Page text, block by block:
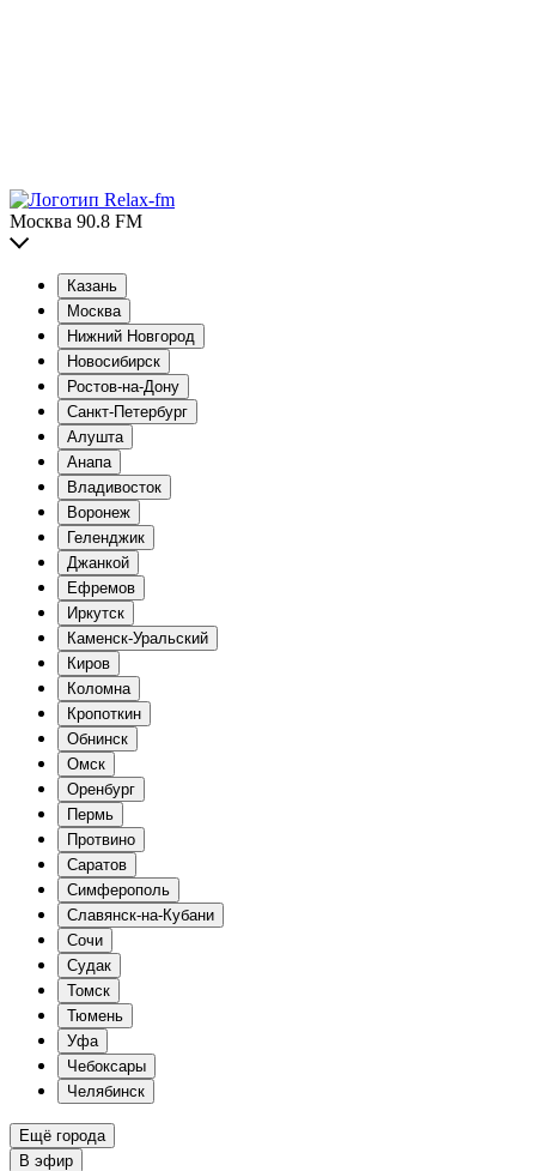
Москва 90.8 FM
Казань
Москва
Нижний Новгород
Новосибирск
Ростов-на-Дону
Санкт-Петербург
Алушта
Анапа
Владивосток
Воронеж
Геленджик
Джанкой
Ефремов
Иркутск
Каменск-Уральский
Киров
Коломна
Кропоткин
Обнинск
Омск
Оренбург
Пермь
Протвино
Саратов
Симферополь
Славянск-на-Кубани
Сочи
Судак
Томск
Тюмень
Уфа
Чебоксары
Челябинск
Ещё города
В эфир